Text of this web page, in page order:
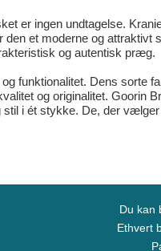
er ingen undtagelse.
et moderne og attraktivt
og autentisk præg.
funktionalitet. Dens sorte
og originalitet. Goorin
i ét stykke. De, der
Du kan
Ethvert